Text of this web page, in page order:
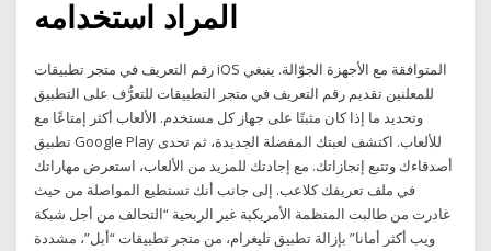
رقم التعريف في متجر تطبيقات iOS المتوافقة مع الأجهزة الجوّالة. ينبغي
للمعلنين تقديم رقم التعريف في متجر التطبيقات للتعرُّف على التطبيق
وتحديد ما إذا كان مثبتًا على جهاز كل مستخدم. الألعاب أكثر إمتاعًا مع
تطبيق Google Play للألعاب. اكتشف لعبتك المفضلة الجديدة، ثم تحدى
أصدقاءك وتتبع إنجازاتك. مع إجادتك للمزيد من الألعاب، استعرض مهاراتك
في ملف تعريفك كلاعب. إلى جانب أنك تستطيع المواصلة من حيث
غادرت من طالبت المنظمة الأمريكية غير الربحية “التحالف من أجل شبكة
ويب أكثر أمانا” بإزالة تطبيق تليغرام، من متجر تطبيقات “أبل”، مشددة